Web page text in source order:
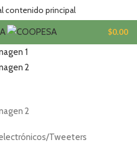
contenido principal
$0.00
/Tweeters